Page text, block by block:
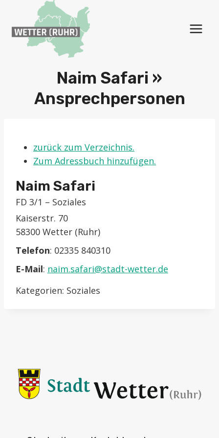
springen
Naim Safari »
Ansprechpersonen
zurück zum Verzeichnis.
Zum Adressbuch hinzufügen.
Naim Safari
FD 3/1 – Soziales
Kaiserstr. 70
58300 Wetter (Ruhr)
Telefon: 02335 840310
E-Mail: naim.safari@stadt-wetter.de
Kategorien: Soziales